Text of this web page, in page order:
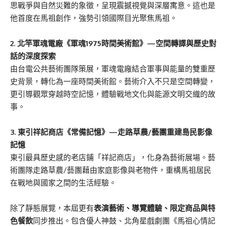
思戰爭與自然災難的象徵，呈現震撼視覺與深層寓意。這也是
他首度在馬祖創作，強勢引領國際目光聚焦馬祖。
2. 北竿軍魂電廠《軍魂1975時間美術館》—空間轉譯與歷史對
話的深度探索
由台電公共藝術團隊策展，軍魂電廠結合軍事與能量的雙重歷
史背景，轉化為一座時間美術館。藝術介入不只是空間轉變，
更引導觀眾穿越時空記憶，體驗戰地文化與能源文明交織的故
事。
3. 東引祥記商店《常備記憶》—走路草農/藝團重建島民影像
記憶
東引最具歷史感的老店鋪「祥記商店」，化身為藝術展場。藝
術團隊走路草農/藝團藉由家庭影像與老物件，重構馬祖居民
在戰地與國家之間的生活經驗。
除了靜態展覽，本屆更有表演藝術、導覽體驗、限定商品與特
色餐飲同步推出。包含優人神鼓、北角星戲劇團《馬祖心情記